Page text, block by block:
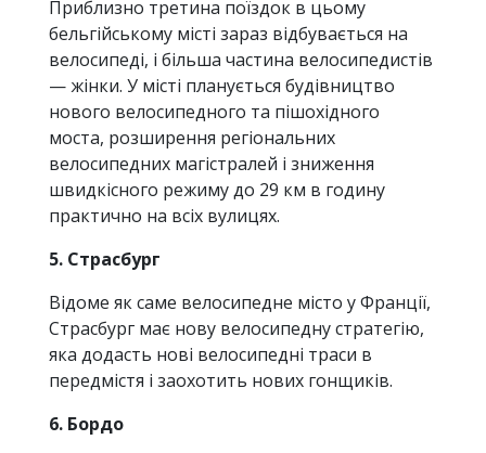
Приблизно третина поїздок в цьому
бельгійському місті зараз відбувається на
велосипеді, і більша частина велосипедистів
— жінки. У місті планується будівництво
нового велосипедного та пішохідного
моста, розширення регіональних
велосипедних магістралей і зниження
швидкісного режиму до 29 км в годину
практично на всіх вулицях.
5. Страсбург
Відоме як саме велосипедне місто у Франції,
Страсбург має нову велосипедну стратегію,
яка додасть нові велосипедні траси в
передмістя і заохотить нових гонщиків.
6. Бордо